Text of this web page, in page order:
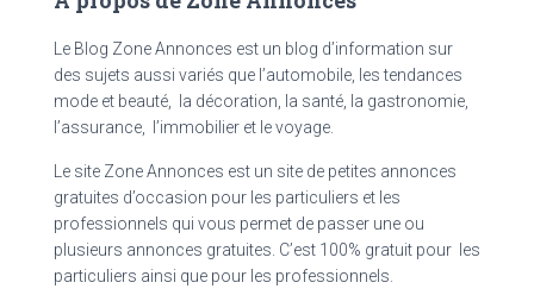
Le Blog Zone Annonces est un blog d’information sur
des sujets aussi variés que l’automobile, les tendances
mode et beauté, la décoration, la santé, la gastronomie,
l’assurance, l’immobilier et le voyage.
Le site Zone Annonces est un site de petites annonces
gratuites d’occasion pour les particuliers et les
professionnels qui vous permet de passer une ou
plusieurs annonces gratuites. C’est 100% gratuit pour les
particuliers ainsi que pour les professionnels.